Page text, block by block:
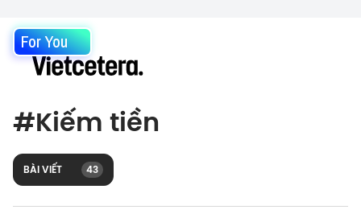
For You
#Kiếm tiền
BÀI VIẾT 43